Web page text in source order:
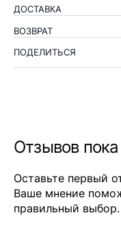
ДОСТАВКА
ВОЗВРАТ
ПОДЕЛИТЬСЯ
Отзывов
Оставьте первый
Ваше мнение
правильный выбор.